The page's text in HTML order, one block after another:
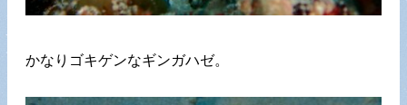
かなりゴキゲンなギンガハゼ。